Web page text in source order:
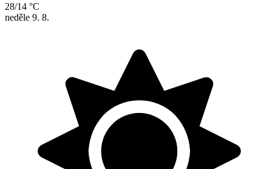
28/14 °C
neděle 9. 8.